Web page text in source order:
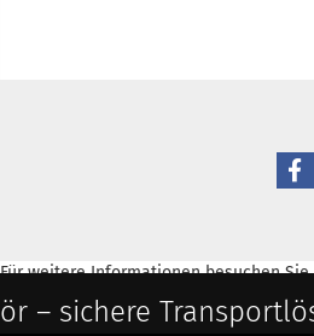
Für weitere Informationen besuchen
– sichere